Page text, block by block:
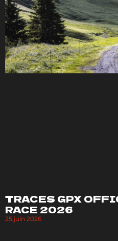
TRACES GPX
RACE 2026
25 juin 2026